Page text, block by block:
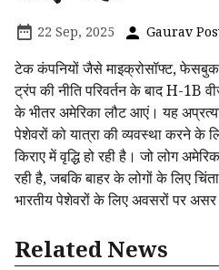
22 Sep, 2025 Gaurav
टेक कंपनियों जैसे माइक्रोसॉफ्ट,
ट्रंप की नीति परिवर्तन के बाद H-1B
के भीतर अमेरिका लौट आएं। यह
पेशेवरों को यात्रा की व्यवस्था करने के
किराए में वृद्धि हो रही है। जो लोग
रही है, जबकि बाहर के लोगों के लिए
भारतीय पेशेवरों के लिए अवसरों पर असर
Related News